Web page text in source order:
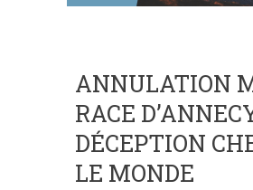
ANNULATION
RACE
DÉCEPTION
LE MONDE